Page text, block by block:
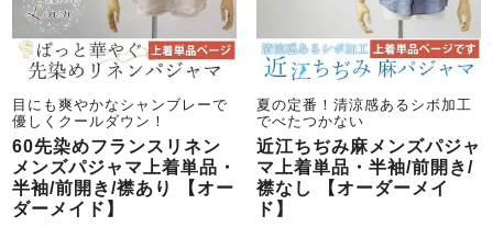
目にも爽やかなシャンブレーで
優しくクールダウン！
60先染めフランスリネン
メンズパジャマ上着単品・
半袖/前開き/襟あり 【オー
ダーメイド】
夏の定番！清涼感あるシボ加工
でべたつかない
近江ちぢみ麻メンズパジャ
マ上着単品・半袖/前開き/
襟なし 【オーダーメイ
ド】